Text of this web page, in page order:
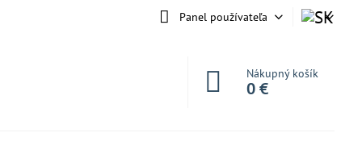
Panel používateľa
Nákupný košík
0 €